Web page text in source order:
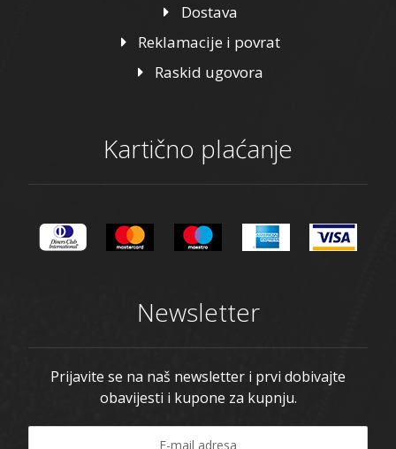
Dostava
Reklamacije i povrat
Raskid ugovora
Kartično plaćanje
Newsletter
Prijavite se na naš newsletter i prvi dobivajte
obavijesti i kupone za kupnju.